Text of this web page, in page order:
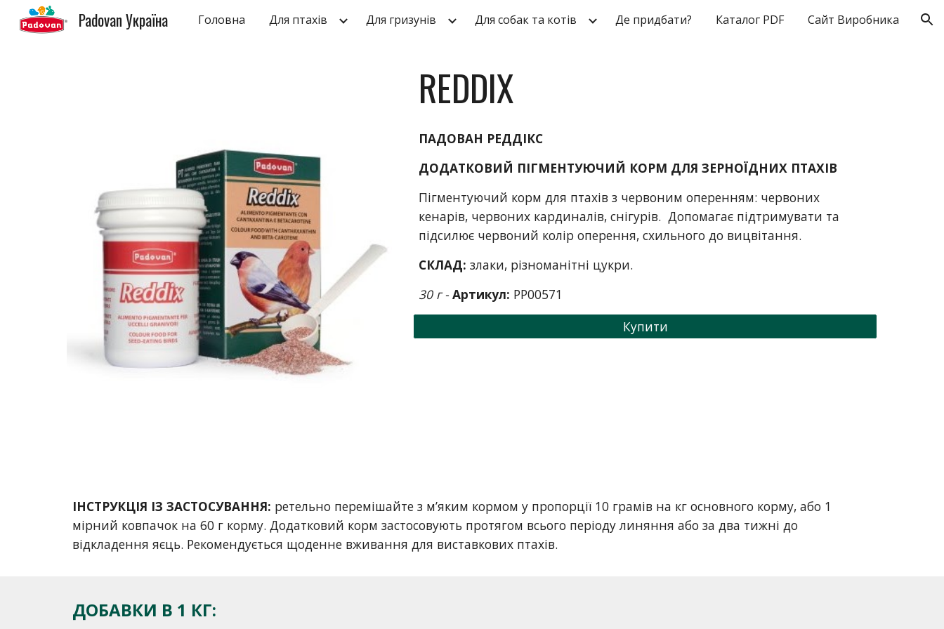
Skip to main content Skip to navigation
Padovan Україна Головна Для птахів Для гризунів Для собак та котів Де придбати? Каталог PDF Сайт Виробника
REDDIX
ПАДОВАН РЕДДІКС
ДОДАТКОВИЙ ПІГМЕНТУЮЧИЙ КОРМ ДЛЯ ЗЕРНОЇДНИХ ПТАХІВ
Пігментуючий корм для птахів з червоним оперенням: червоних
кенарів, червоних кардиналів, снігурів. Допомагає підтримувати та
підсилює червоний колір оперення, схильного до вицвітання.
СКЛАД:злаки, різноманітні цукри.
30 г - Артикул: PP00571
Купити
ІНСТРУКЦІЯ ІЗ ЗАСТОСУВАННЯ: ретельно перемішайте з м’яким кормом у пропорції 10 грамів на кг основного корму, або 1
мірний ковпачок на 60 г корму. Додатковий корм застосовують протягом всього періоду линяння або за два тижні до
відкладення яєць. Рекомендується щоденне вживання для виставкових птахів.
ДОБАВКИ В 1 КГ: